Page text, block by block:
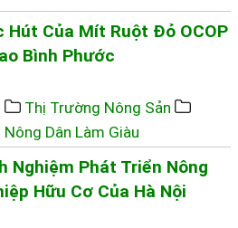
Hút Của Mít Ruột Đỏ OCOP
Bình Phước
Thị Trường Nông Sản
Nông Dân Làm Giàu
Nghiệm Phát Triển Nông
Hữu Cơ Của Hà Nội